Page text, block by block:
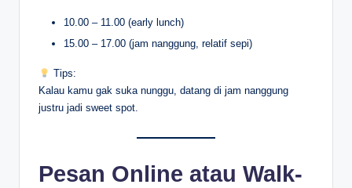
10.00 – 11.00 (early lunch)
15.00 – 17.00 (jam nanggung, relatif sepi)
Tips:
Kalau kamu gak suka nunggu, datang di jam nanggung
justru jadi sweet spot.
Pesan Online atau Walk-